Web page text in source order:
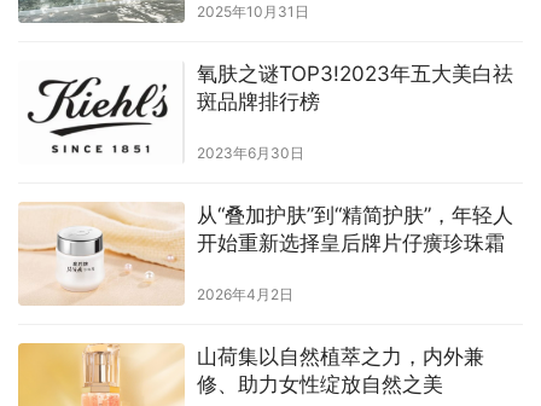
2025年10月31日
氧肤之谜TOP3!2023年五大美白祛
斑品牌排行榜
2023年6月30日
从“叠加护肤”到“精简护肤”，年轻人
开始重新选择皇后牌片仔癀珍珠霜
2026年4月2日
山荷集以自然植萃之力，内外兼
修、助力女性绽放自然之美